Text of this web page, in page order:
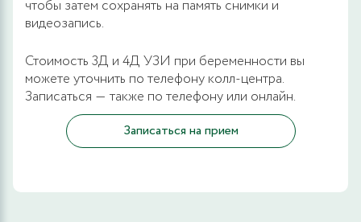
чтобы затем сохранять на память снимки и
видеозапись.
Стоимость 3Д и 4Д УЗИ при беременности вы
можете уточнить по телефону колл-центра.
Записаться ― также по телефону или онлайн.
Записаться на прием